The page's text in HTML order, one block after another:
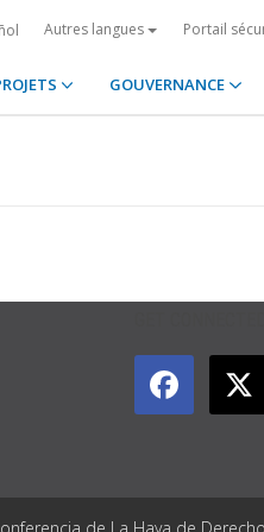
Autres langues Portail
GOUVERNANCE